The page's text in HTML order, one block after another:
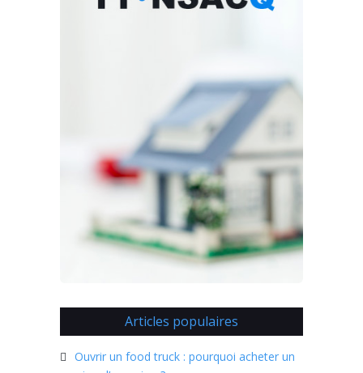
Articles populaires
Ouvrir un food truck : pourquoi acheter un